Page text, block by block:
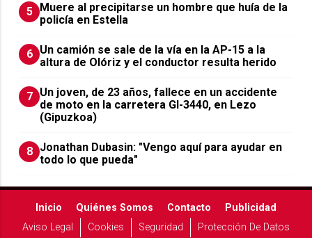
5
Muere al precipitarse un hombre que huía de la
policía en Estella
6 Un camión se sale de la vía en la AP-15 a la
altura de Olóriz y el conductor resulta herido
7 Un joven, de 23 años, fallece en un accidente
de moto en la carretera GI-3440, en Lezo
(Gipuzkoa)
8 Jonathan Dubasin: "Vengo aquí para ayudar en
todo lo que pueda"
Inicio Quiénes Somos Contacto
Publicidad
Aviso Legal
Cookies Seguridad Protección De Datos